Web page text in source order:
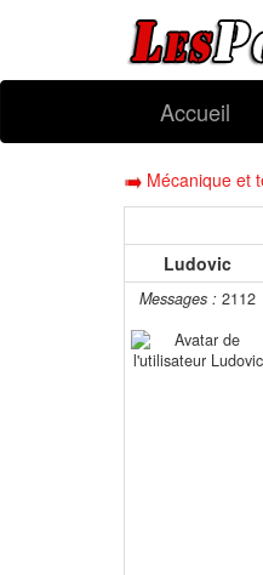
Accueil
Mécanique et
Ludovic
Messages : 2112